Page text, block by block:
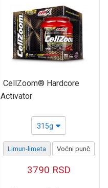
CellZoom® Hardcore
Activator
315g
Limun-limeta Voćni punč
3790 RSD